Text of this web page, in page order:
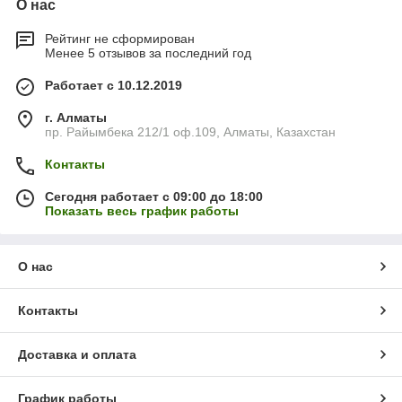
О нас
Рейтинг не сформирован
Менее 5 отзывов за последний год
Работает с 10.12.2019
г. Алматы
пр. Райымбека 212/1 оф.109, Алматы, Казахстан
Контакты
Сегодня работает с 09:00 до 18:00
Показать весь график работы
О нас
Контакты
Доставка и оплата
График работы